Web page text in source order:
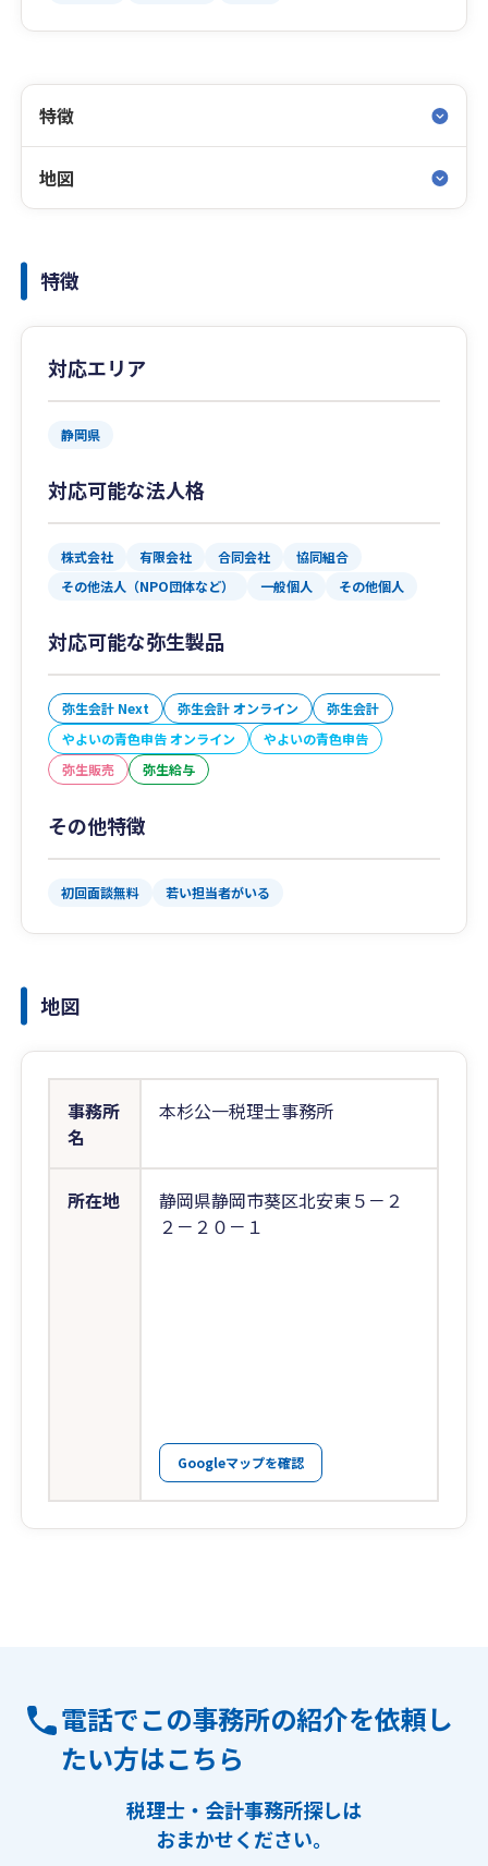
特徴
地図
特徴
対応エリア
静岡県
対応可能な法人格
株式会社 有限会社 合同会社
協同組合
その他法人（NPO団体など）
一般個人 その他個人
対応可能な弥生製品
弥生会計 Next 弥生会計 オンライン
弥生会計
やよいの青色申告 オンライン
やよいの青色申告
弥生販売
弥生給与
その他特徴
初回面談無料 若い担当者がいる
地図
事務所
名
本杉公一税理士事務所
所在地
静岡県静岡市葵区北安東５－２
２－２０－１
Googleマップを確認
電話でこの事務所の紹介を依頼し
たい方はこちら
税理士・会計事務所探しは
おまかせください。